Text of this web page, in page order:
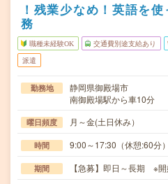
！残業少なめ！英語を
務
職種未経験OK 交通費別途支給あり
派遣
勤務地
静岡県御殿場市
南御殿場駅から車10分
曜日頻度 月～金(土日休み）
時間 9:00～17:30（休憩:60分
期間 【急募】即日～長期 ※開